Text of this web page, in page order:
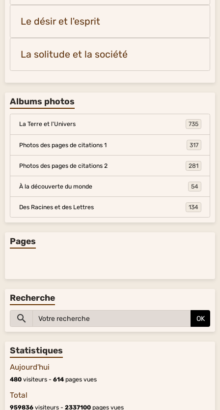
Le désir et l'esprit
La solitude et la société
Albums photos
La Terre et l'Univers 735
Photos des pages de citations 1 317
Photos des pages de citations 2 281
À la découverte du monde 54
Des Racines et des Lettres 134
Pages
Recherche
OK
Statistiques
Aujourd'hui
480 visiteurs - 614 pages vues
Total
959836 visiteurs - 2337100 pages vues